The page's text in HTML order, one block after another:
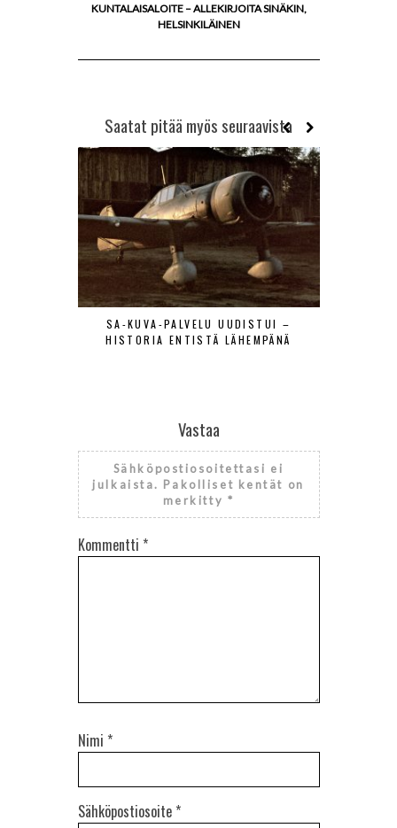
KUNTALAISALOITE – ALLEKIRJOITA SINÄKIN,
HELSINKILÄINEN
Saatat pitää myös seuraavista
SA-KUVA-PALVELU UUDISTUI –
HISTORIA ENTISTÄ LÄHEMPÄNÄ
Vastaa
Sähköpostiosoitettasi ei
julkaista. Pakolliset kentät on
merkitty *
Kommentti *
Nimi *
Sähköpostiosoite *